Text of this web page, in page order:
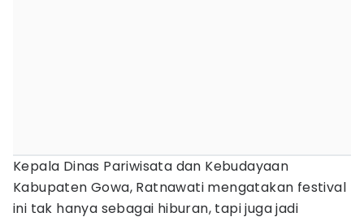
Kepala Dinas Pariwisata dan Kebudayaan
Kabupaten Gowa, Ratnawati mengatakan festival
ini tak hanya sebagai hiburan, tapi juga jadi